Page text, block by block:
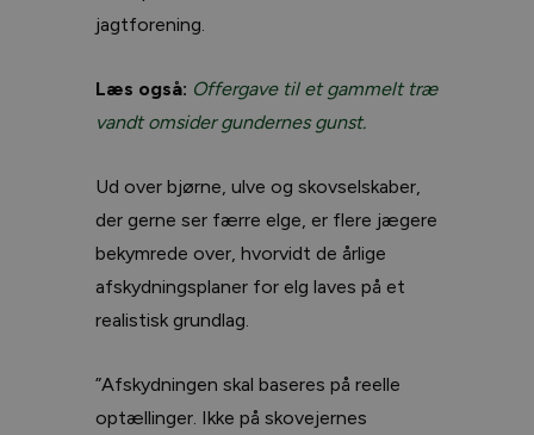
jagtforening.
Læs også: Offergave til et gammelt træ
vandt omsider gundernes gunst.
Ud over bjørne, ulve og skovselskaber,
der gerne ser færre elge, er flere jægere
bekymrede over, hvorvidt de årlige
afskydningsplaner for elg laves på et
realistisk grundlag.
”Afskydningen skal baseres på reelle
optællinger. Ikke på skovejernes